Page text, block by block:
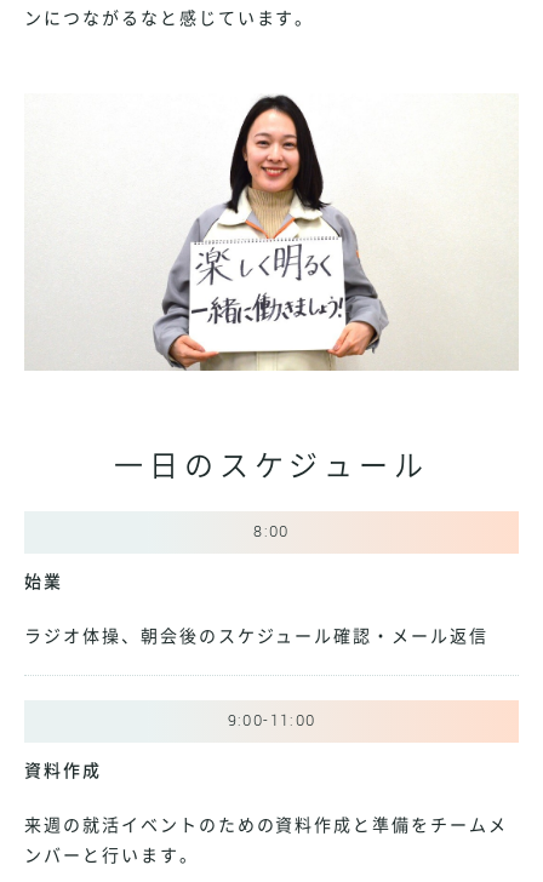
ンにつながるなと感じています。
一日のスケジュール
8:00
始業
ラジオ体操、朝会後のスケジュール確認・メール返信
9:00-11:00
資料作成
来週の就活イベントのための資料作成と準備をチームメ
ンバーと行います。